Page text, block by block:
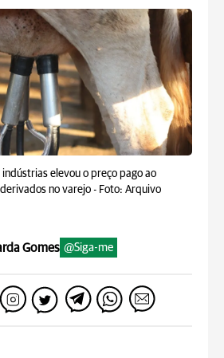
elevou o preço pago ao
no varejo - Foto: Arquivo
Gomes @Siga-me